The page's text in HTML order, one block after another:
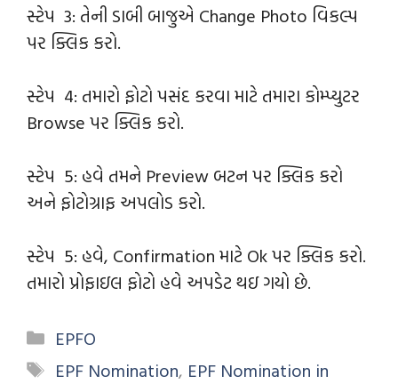
સ્ટેપ 3: તેની ડાબી બાજુએ Change Photo વિકલ્પ
પર ક્લિક કરો.
સ્ટેપ 4: તમારો ફોટો પસંદ કરવા માટે તમારા કોમ્પ્યુટર
Browse પર ક્લિક કરો.
સ્ટેપ 5: હવે તમને Preview બટન પર ક્લિક કરો
અને ફોટોગ્રાફ અપલોડ કરો.
સ્ટેપ 5: હવે, Confirmation માટે Ok પર ક્લિક કરો.
તમારો પ્રોફાઇલ ફોટો હવે અપડેટ થઇ ગયો છે.
EPFO
EPF Nomination, EPF Nomination in